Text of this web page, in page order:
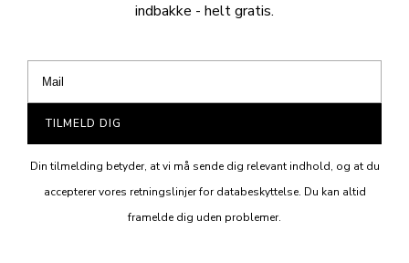
indbakke - helt gratis.
TILMELD DIG
Din tilmelding betyder, at vi må sende dig relevant indhold, og at du
accepterer vores retningslinjer for databeskyttelse. Du kan altid
framelde dig uden problemer.